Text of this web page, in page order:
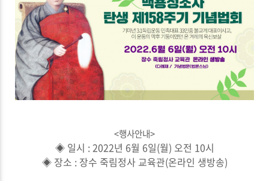
<행사안내>
◈ 일시 : 2022년 6월 6일(월) 오전 10시
◈ 장소 : 장수 죽림정사 교육관(온라인 생방송)